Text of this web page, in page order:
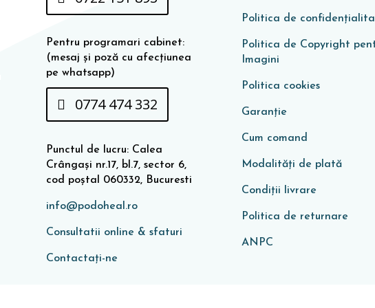
Pentru programari cabinet:
(mesaj și poză cu afecțiunea
pe whatsapp)
0774 474 332
Punctul de lucru: Calea
Crângași nr.17, bl.7, sector 6,
cod poștal 060332, Bucuresti
info@podoheal.ro
Consultatii online & sfaturi
Contactați-ne
Politica de
Politica de Copyright
Imagini
Politica cookies
Garanţie
Cum comand
Modalități de plată
Condiţii livrare
Politica de returnare
ANPC